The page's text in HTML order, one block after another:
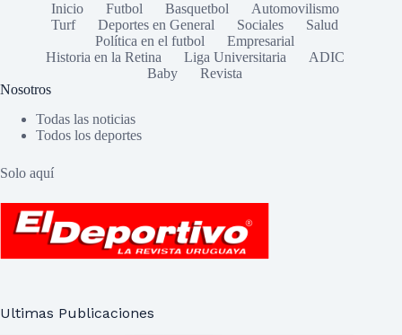
Inicio Futbol Basquetbol
Automovilismo
Turf
Deportes en General Sociales
Salud
Política en el futbol
Empresarial
Historia en la Retina
Liga Universitaria
ADIC
Baby
Revista
Nosotros
Todas las noticias
Todos los deportes
Solo aquí
Ultimas Publicaciones